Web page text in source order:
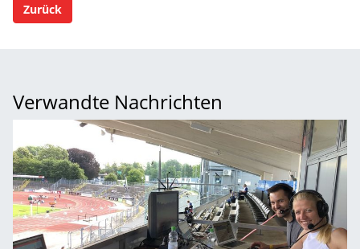
Zurück
Verwandte Nachrichten